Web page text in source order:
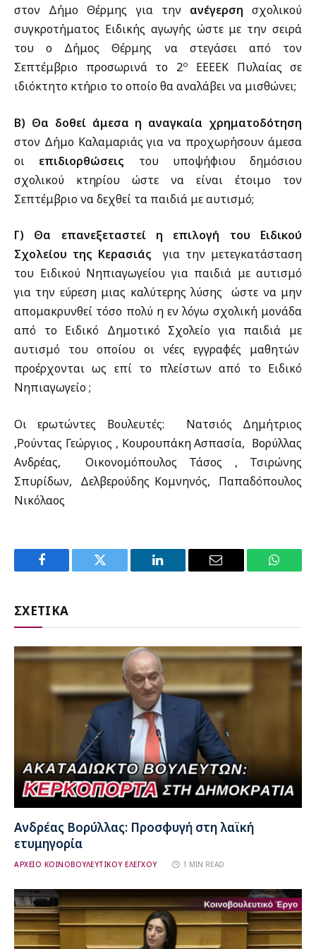
στον Δήμο Θέρμης για την ανέγερση σχολικού
συγκροτήματος Ειδικής αγωγής ώστε με την σειρά
του ο Δήμος Θέρμης να στεγάσει από τον
Σεπτέμβριο προσωρινά το 2ο
ΕΕΕΕΚ Πυλαίας σε
ιδιόκτητο κτήριο το οποίο θα αναλάβει να μισθώνει;
Β) Θα δοθεί άμεσα η αναγκαία χρηματοδότηση
στον Δήμο Καλαμαριάς για να προχωρήσουν άμεσα
οι επιδιορθώσεις του υποψήφιου δημόσιου
σχολικού κτηρίου ώστε να είναι έτοιμο τον
Σεπτέμβριο να δεχθεί τα παιδιά με αυτισμό;
Γ) Θα επανεξεταστεί η επιλογή του Ειδικού
Σχολείου της Κερασιάςγια την μετεγκατάσταση
του Ειδικού Νηπιαγωγείου για παιδιά με αυτισμό
για την εύρεση μιας καλύτερης λύσης ώστε να μην
απομακρυνθεί τόσο πολύ η εν λόγω σχολική μονάδα
από το Ειδικό Δημοτικό Σχολείο για παιδιά με
αυτισμό του οποίου οι νέες εγγραφές μαθητών
προέρχονται ως επί το πλείστων από το Ειδικό
Νηπιαγωγείο ;
Οι ερωτώντες Βουλευτές: Νατσιός Δημήτριος
,Ρούντας Γεώργιος , Κουρουπάκη Ασπασία, Βορύλλας
Ανδρέας, Οικονομόπουλος Τάσος , Τσιρώνης
Σπυρίδων, Δελβερούδης Κομνηνός, Παπαδόπουλος
Νικόλαος
Facebook Twitter LinkedIn Email
ΣΧΕΤΙΚΑ
Ανδρέας Βορύλλας: Προσφυγή στη λαϊκή
ετυμηγορία
ΑΡΧΕΙΟ ΚΟΙΝΟΒΟΥΛΕΥΤΙΚΟΥ ΕΛΕΓΧΟΥ 1 MIN READ